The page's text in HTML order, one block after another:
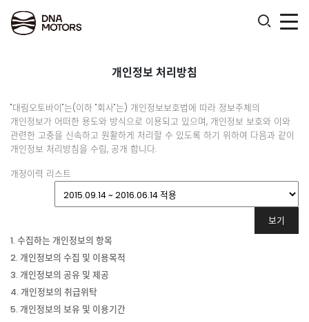
개인정보 처리방침
"대림오토바이"는(이하 "회사"는) 개인정보보호법에 따라 정보주체의
개인정보가 어떠한 용도와 방식으로 이용되고 있으며, 개인정보 보호와 이와
관련한 고충을 신속하고 원활하게 처리할 수 있도록 하기 위하여 다음과 같이
개인정보 처리방침을 수립, 공개 합니다.
개정이력 리스트
1. 수집하는 개인정보의 항목
2. 개인정보의 수집 및 이용목적
3. 개인정보의 공유 및 제공
4. 개인정보의 취급위탁
5. 개인정보의 보유 및 이용기간